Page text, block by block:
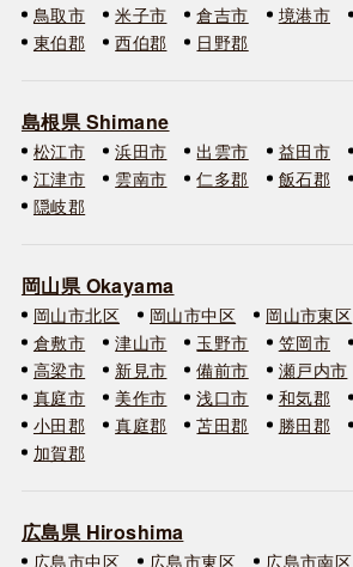
鳥取市 米子市 倉吉市 境港市
東伯郡
西伯郡 日野郡
島根県 Shimane
松江市 浜田市 出雲市 益田市
江津市
雲南市 仁多郡 飯石郡
隠岐郡
岡山県 Okayama
岡山市北区 岡山市中区 岡山市東区
倉敷市
津山市 玉野市 笠岡市
高梁市
新見市 備前市 瀬戸内市
真庭市
美作市 浅口市 和気郡
小田郡
真庭郡 苫田郡 勝田郡
加賀郡
広島県 Hiroshima
広島市中区 広島市東区 広島市南区